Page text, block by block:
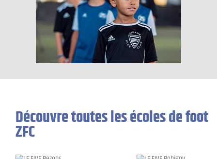
Découvre toutes les écoles de foot
ZFC